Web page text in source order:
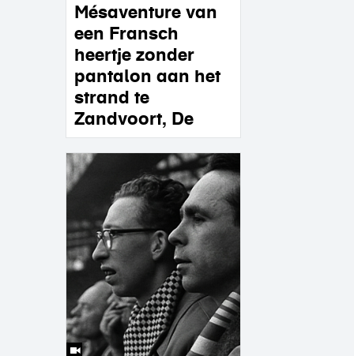
Mésaventure van
een Fransch
heertje zonder
pantalon aan het
strand te
Zandvoort, De